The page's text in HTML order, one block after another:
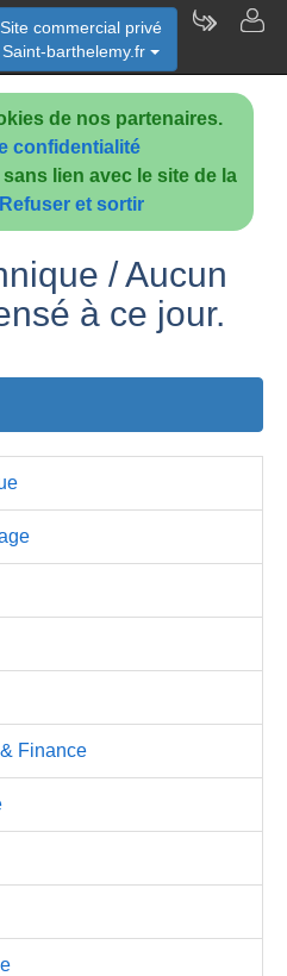
de nos partenaires.
confidentialité
lien avec le site de la
Refuser et sortir
/ Aucun
à ce jour.
Site commercial privé
Saint-barthelemy.fr
Finance